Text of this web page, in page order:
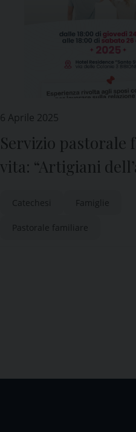
6 Aprile 2025
Servizio pastorale
vita: “Artigiani
Catechesi Famiglie
Pastorale familiare